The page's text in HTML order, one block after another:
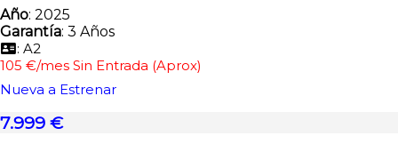
Año: 2025
Garantía: 3 Años
: A2
105 €/mes Sin Entrada (Aprox)
Nueva a Estrenar
7.999 €